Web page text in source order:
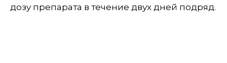
дозу препарата в течение двух дней подряд.